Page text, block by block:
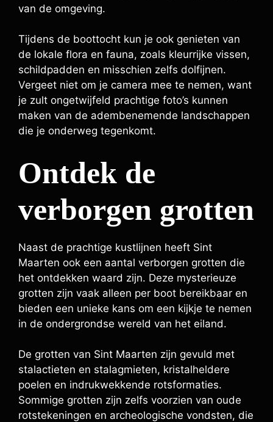
van de omgeving.
Tijdens de boottocht kun je ook genieten van
de lokale flora en fauna, zoals kleurrijke vissen,
schildpadden en misschien zelfs dolfijnen.
Vergeet niet om je camera mee te nemen, want
je zult ongetwijfeld prachtige foto’s kunnen
maken van de adembenemende landschappen
die je onderweg tegenkomt.
Ontdek de
verborgen grotten
Naast de prachtige kustlijnen heeft Sint
Maarten ook een aantal verborgen grotten die
het ontdekken waard zijn. Deze mysterieuze
grotten zijn vaak alleen per boot bereikbaar en
bieden een unieke kans om een kijkje te nemen
in de ondergrondse wereld van het eiland.
De grotten van Sint Maarten zijn gevuld met
stalactieten en stalagmieten, kristalheldere
poelen en indrukwekkende rotsformaties.
Sommige grotten zijn zelfs voorzien van oude
rotstekeningen en archeologische vondsten, die